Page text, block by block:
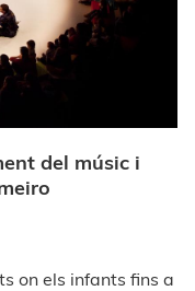
del músic i
on els infants fins a